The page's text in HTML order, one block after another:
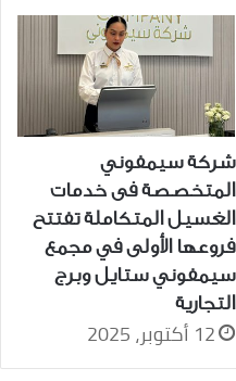
شركة سيمفوني
المتخصصة فى خدمات
الغسيل المتكاملة تفتتح
فروعها الأولى في مجمع
سيمفوني ستايل وبرج
التجارية
12 أكتوبر، 2025